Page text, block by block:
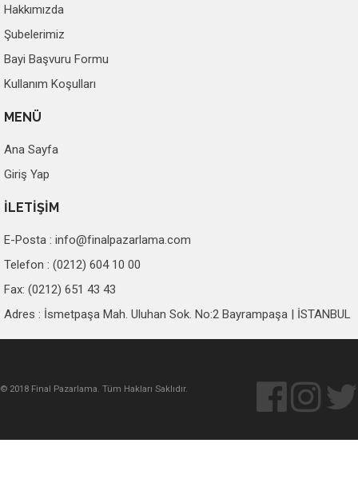
Hakkımızda
Şubelerimiz
Bayi Başvuru Formu
Kullanım Koşulları
MENÜ
Ana Sayfa
Giriş Yap
İLETİŞİM
E-Posta : info@finalpazarlama.com
Telefon : (0212) 604 10 00
Fax: (0212) 651 43 43
Adres : İsmetpaşa Mah. Uluhan Sok. No:2 Bayrampaşa | İSTANBUL
© 2018 Final Pazarlama. Tüm Hakları Saklıdır.